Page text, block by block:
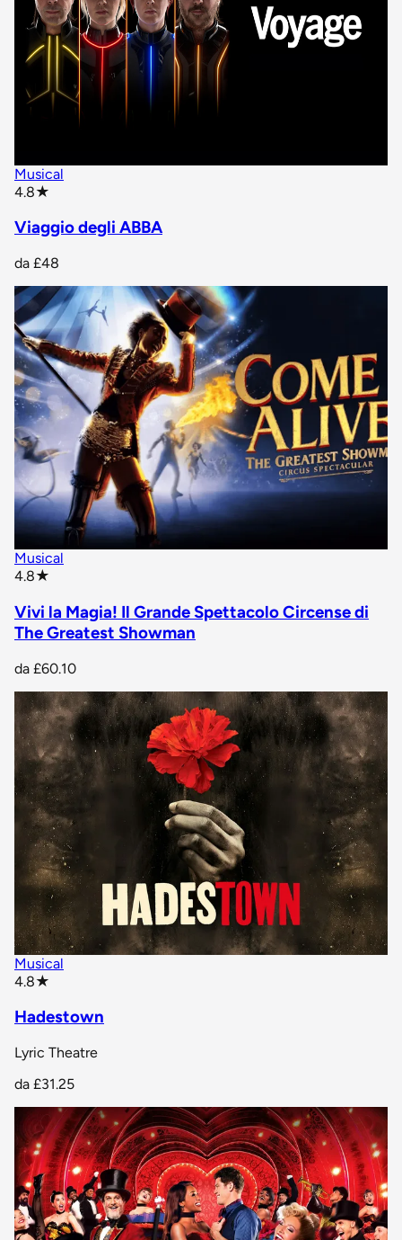
Musical
4.8★
Viaggio degli ABBA
da £48
Musical
4.8★
Vivi la Magia! Il Grande Spettacolo Circense di
The Greatest Showman
da £60.10
Musical
4.8★
Hadestown
Lyric Theatre
da £31.25